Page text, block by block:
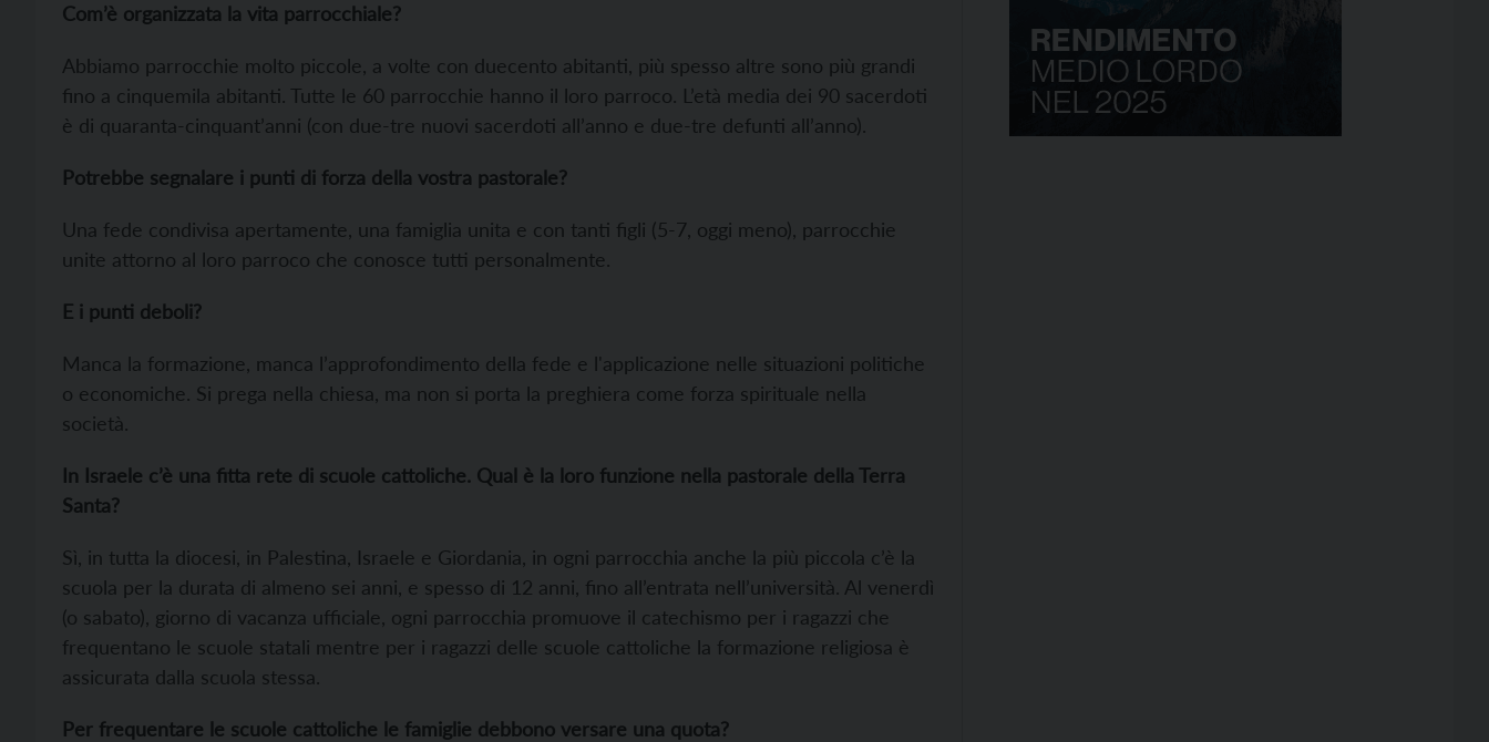
Com’è organizzata la vita parrocchiale?
Abbiamo parrocchie molto piccole, a volte con duecento abitanti, più spesso altre sono più grandi
fino a cinquemila abitanti. Tutte le 60 parrocchie hanno il loro parroco. L’età media dei 90 sacerdoti
è di quaranta-cinquant’anni (con due-tre nuovi sacerdoti all’anno e due-tre defunti all’anno).
Potrebbe segnalare i punti di forza della vostra pastorale?
Una fede condivisa apertamente, una famiglia unita e con tanti figli (5-7, oggi meno), parrocchie
unite attorno al loro parroco che conosce tutti personalmente.
E i punti deboli?
Manca la formazione, manca l’approfondimento della fede e l'applicazione nelle situazioni politiche
o economiche. Si prega nella chiesa, ma non si porta la preghiera come forza spirituale nella
società.
In Israele c’è una fitta rete di scuole cattoliche. Qual è la loro funzione nella pastorale della Terra
Santa?
Sì, in tutta la diocesi, in Palestina, Israele e Giordania, in ogni parrocchia anche la più piccola c’è la
scuola per la durata di almeno sei anni, e spesso di 12 anni, fino all’entrata nell’università. Al venerdì
(o sabato), giorno di vacanza ufficiale, ogni parrocchia promuove il catechismo per i ragazzi che
frequentano le scuole statali mentre per i ragazzi delle scuole cattoliche la formazione religiosa è
assicurata dalla scuola stessa.
Per frequentare le scuole cattoliche le famiglie debbono versare una quota?